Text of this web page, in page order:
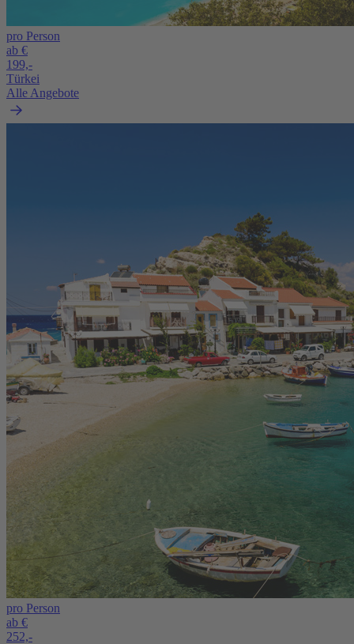
pro Person
ab €
199,-
Türkei
Alle Angebote
pro Person
ab €
252,-